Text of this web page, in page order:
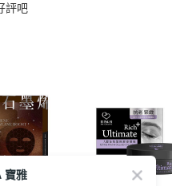
評吧
寶雅